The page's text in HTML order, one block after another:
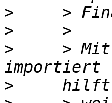
>
>
>
>
>